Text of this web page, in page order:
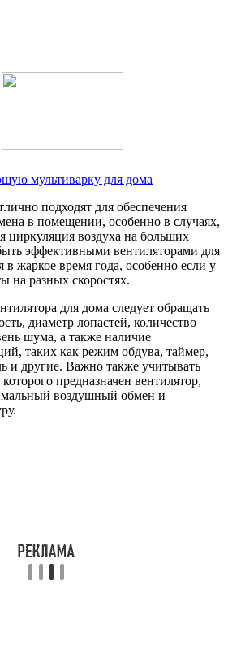
мультиварку для дома
подходят для обеспечения
в помещении, особенно в случаях,
циркуляция воздуха на больших
эффективными вентиляторами для
жаркое время года, особенно если у
на разных скоростях.
для дома следует обращать
диаметр лопастей, количество
шума, а также наличие
таких как режим обдува, таймер,
и другие. Важно также учитывать
предназначен вентилятор,
воздушный обмен и